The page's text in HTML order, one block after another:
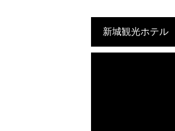
新城観光ホテ